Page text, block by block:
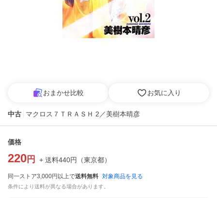
おまかせ比較 お気に入り
中古 マクロス７ＴＲＡＳＨ 2／美樹本晴彦
価格
220 円 + 送料440円 （東京都）
同一ストア3,000円以上で送料無料 対象商品を見る
条件により送料が異なる場合があります。